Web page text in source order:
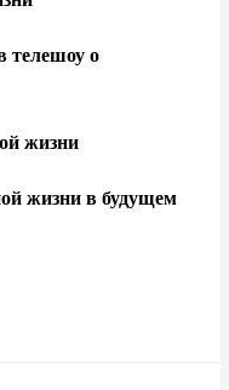
телешоу о
жизни
жизни в будущем